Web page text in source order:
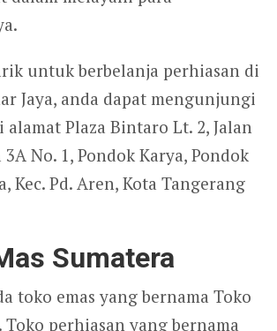
untuk berbelanja perhiasan di
Jaya, anda dapat mengunjungi
Plaza Bintaro Lt. 2, Jalan
No. 1, Pondok Karya, Pondok
Kec. Pd. Aren, Kota Tangerang
Sumatera
toko emas yang bernama Toko
Toko perhiasan yang bernama